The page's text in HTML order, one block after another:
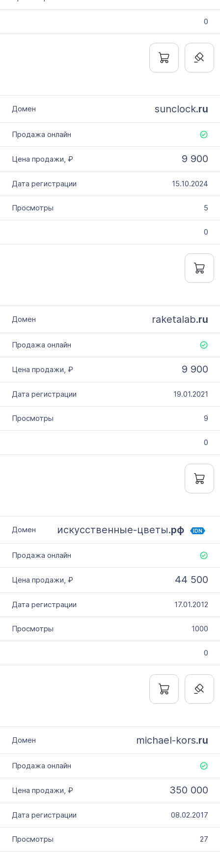
0
sunclock.ru
9 900
15.10.2024
5
0
raketalab.ru
9 900
19.01.2021
9
0
искусственные-цветы.рф IDN
44 500
17.01.2012
1000
0
michael-kors.ru
350 000
08.02.2017
27